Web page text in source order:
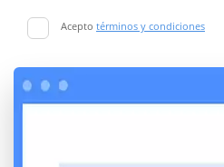
Acepto términos y condiciones